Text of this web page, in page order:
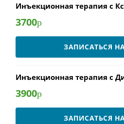
Инъекционная терапия с
3700р
ЗАПИСАТЬСЯ
Инъекционная терапия с
3900р
ЗАПИСАТЬСЯ